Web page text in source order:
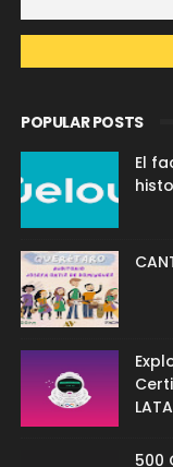
POPULAR POSTS
El
500